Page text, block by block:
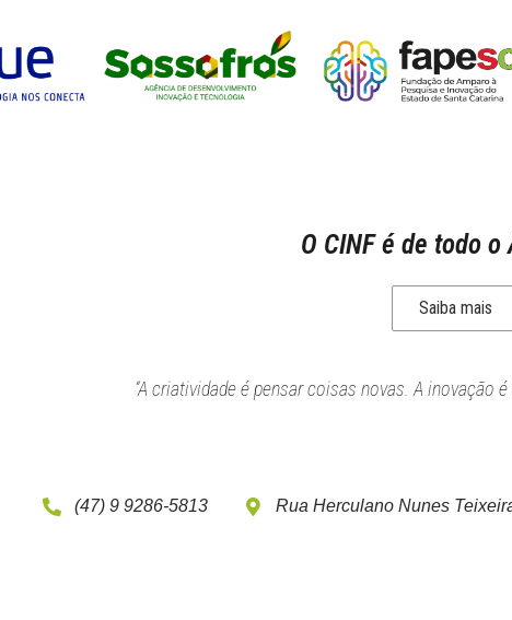
O CINF é de todo o
Saiba mais
“A criatividade é pensar coisas novas. A inovação
(47) 9 9286-5813 Rua Herculano Nunes